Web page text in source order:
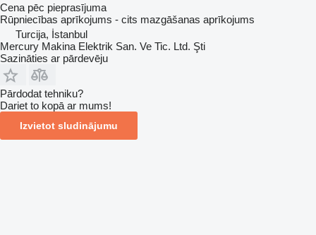
Cena pēc pieprasījuma
Rūpniecības aprīkojums - cits mazgāšanas aprīkojums
Turcija, İstanbul
Mercury Makina Elektrik San. Ve Tic. Ltd. Şti
Sazināties ar pārdevēju
Pārdodat tehniku?
Dariet to kopā ar mums!
Izvietot sludinājumu